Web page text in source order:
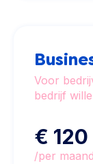
Voor
bedrijf
€ 120
/per